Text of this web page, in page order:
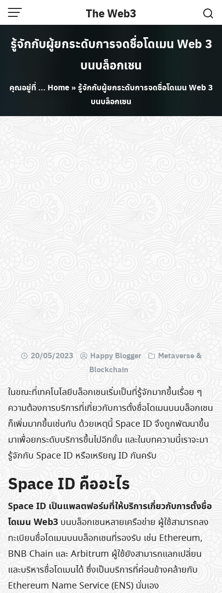
Skip
to
content
The Web3
รู้จักกับผู้ยกระดับการจดชื่อโดเมน Web 3
บนบล็อกเชน
คุณอยู่ที่ ... Home»รู้จักกับผู้ยกระดับการจดชื่อโดเมน Web 3
บนบล็อกเชน
20/05/2023 Happy Blogger
Metaverse &
Blockchain
ในขณะที่เทคโนโลยีบล็อกเชนเริ่มเป็นที่รู้จักมากขึ้นเรื่อย ๆ
ความต้องการบริการที่เกี่ยวกับการตั้งชื่อโดเมนบนบล็อกเชน
ก็เพิ่มมากขึ้นเช่นกัน ด้วยเหตุนี้ Space ID จึงถูกพัฒนาขึ้น
มาเพื่อยกระดับบริการขึ้นไปอีกขั้น และในบทความนี้เราจะมา
รู้จักกับ Space ID หรือเหรียญ ID กันครับ
Space ID คืออะไร
Space ID เป็นแพลตฟอร์มที่ให้บริการเกี่ยวกับการตั้งชื่อ
โดเมน Web3 บนบล็อกเชนหลายเครือข่าย ผู้ใช้สามารถลง
ทะเบียนชื่อโดเมนบนบล็อกเชนที่รองรับ เช่น Ethereum,
BNB Chain และ Arbitrum ผู้ใช้ยังสามารถแลกเปลี่ยน
และบริหารชื่อโดเมนได้ ซึ่งเป็นบริการที่ค่อนข้างคล้ายกับ
Ethereum Name Service (ENS) นั่นเอง